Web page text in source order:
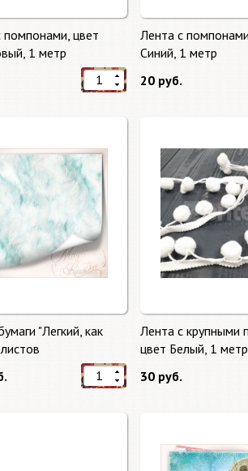
помпонами, цвет
1 метр
Лента с
Синий, 1 метр
20 руб.
"Легкий, как
Лента с крупными
цвет Белый, 1 метр
30 руб.